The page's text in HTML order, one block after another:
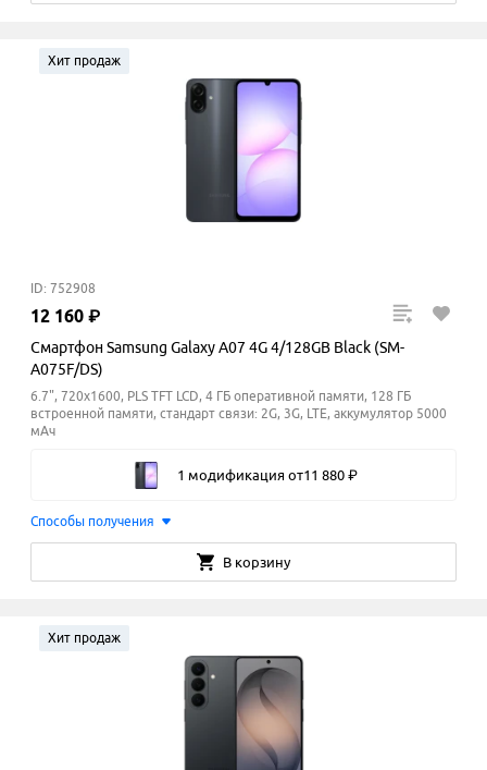
Хит продаж
ID: 752908
12 160 ₽
Смартфон Samsung Galaxy A07 4G 4/128GB Black (SM-
A075F/DS)
6.7", 720x1600, PLS TFT LCD, 4 ГБ оперативной памяти, 128 ГБ
встроенной памяти, стандарт связи: 2G, 3G, LTE, аккумулятор 5000
мАч
1 модификация от11 880 ₽
Способы получения
В корзину
Хит продаж